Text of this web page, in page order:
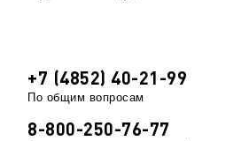
+7 (4852) 40-21-99
По общим вопросам
8-800-250-76-77